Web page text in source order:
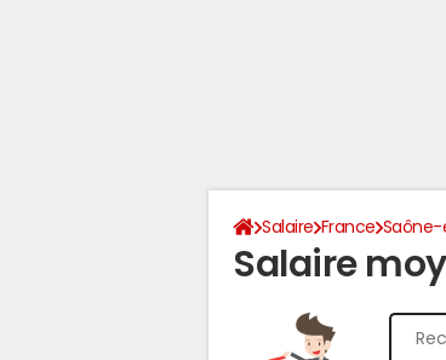
Salaire France Saône-
Salaire